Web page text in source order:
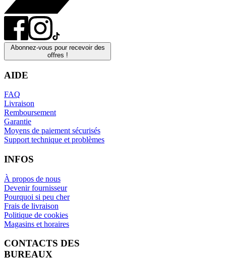
Abonnez-vous pour recevoir des
offres !
AIDE
FAQ
Livraison
Remboursement
Garantie
Moyens de paiement sécurisés
Support technique et problèmes
INFOS
À propos de nous
Devenir fournisseur
Pourquoi si peu cher
Frais de livraison
Politique de cookies
Magasins et horaires
CONTACTS DES
BUREAUX